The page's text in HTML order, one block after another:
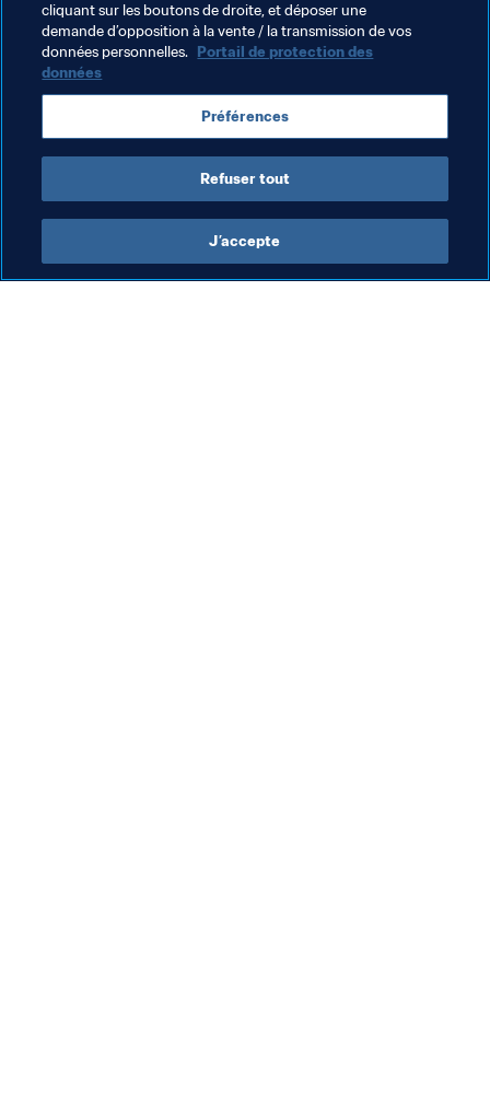
Thèmes en lien
Indonesia
cliquant sur les boutons de droite, et déposer une
demande d’opposition à la vente / la transmission de vos
données personnelles. Portail de protection des
données
Préférences
Refuser tout
J’accepte